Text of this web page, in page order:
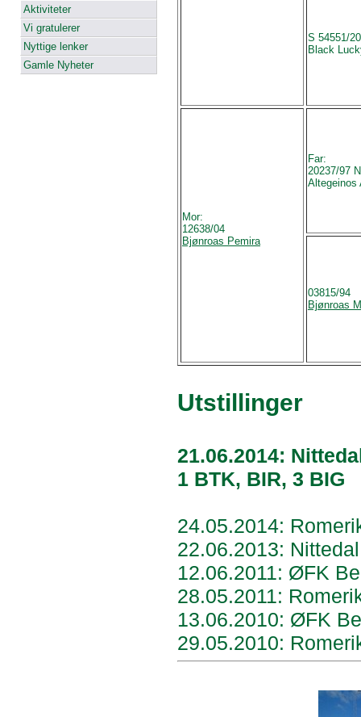
Aktiviteter
Vi gratulerer
Nyttige lenker
Gamle Nyheter
S 54551/
Black
Mor:
12638/04
Bjønroas Pemira
Far:
20237/97
Altegeinos
03815/94
Bjønroas
Utstillinger
21.06.2014:
1 BTK, BIR, 3 BIG
24.05.2014:
22.06.2013:
12.06.2011: ØFK
28.05.2011:
13.06.2010: ØFK
29.05.2010: